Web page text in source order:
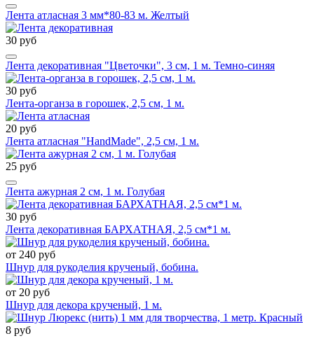
Лента атласная 3 мм*80-83 м. Желтый
30 руб
Лента декоративная "Цветочки", 3 см, 1 м. Темно-синяя
30 руб
Лента-органза в горошек, 2,5 см, 1 м.
20 руб
Лента атласная "HandMade", 2,5 см, 1 м.
25 руб
Лента ажурная 2 см, 1 м. Голубая
30 руб
Лента декоративная БАРХАТНАЯ, 2,5 см*1 м.
от 240 руб
Шнур для рукоделия крученый, бобина.
от 20 руб
Шнур для декора крученый, 1 м.
8 руб